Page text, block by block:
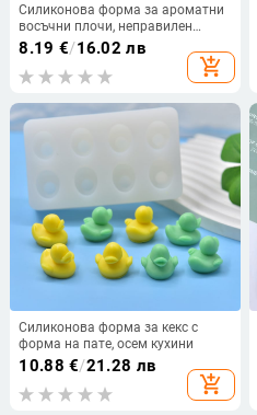
Силиконова форма за ароматни
восъчни плочи, неправилен
формат, 6 дупки, форма за
печива, опакована в една OPP
торбичка
8.19 €/16.02 лв
add_shopping_cart
Силиконова форма за кекс с
форма на пате, осем кухини
10.88 €/21.28 лв
add_shopping_cart